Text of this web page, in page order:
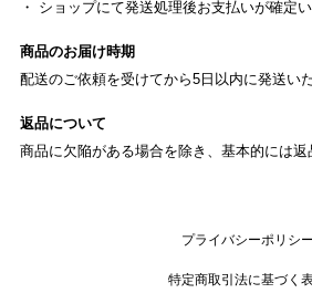
・ ショップにて発送処理後お支払いが確定い
商品のお届け時期
配送のご依頼を受けてから5日以内に発送いた
返品について
商品に欠陥がある場合を除き、基本的には返
プライバシーポリシー
特定商取引法に基づく